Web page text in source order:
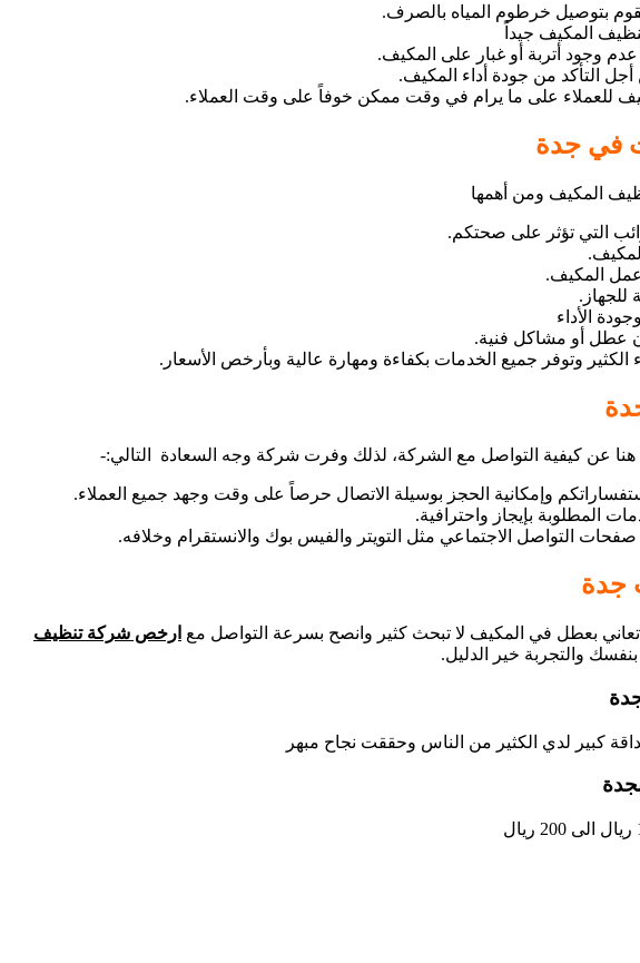
بتوصيل خرطوم المياه بالصرف.
المكيف جيداً
وجود أتربة أو غبار على المكيف.
التأكد من جودة أداء المكيف.
للعملاء على ما يرام في وقت ممكن خوفاً على وقت العملاء.
في جدة
المكيف ومن أهمها
التي تؤثر على صحتكم.
المكيف.
للجهاز.
الأداء
عطل أو مشاكل فنية.
وتوفر جميع الخدمات بكفاءة ومهارة عالية وبأرخص الأسعار.
هنا عن كيفية التواصل مع الشركة، لذلك وفرت شركة وجه السعادة التالي:-
المطلوبة بإيجاز واحترافية.
التواصل الاجتماعي مثل التويتر والفيس بوك والانستقرام وخلافه.
جدة
بعطل في المكيف لا تبحث كثير وانصح بسرعة التواصل مع ارخص شركة تنظيف
والتجربة خير الدليل.
كبير لدي الكثير من الناس وحققت نجاح مبهر